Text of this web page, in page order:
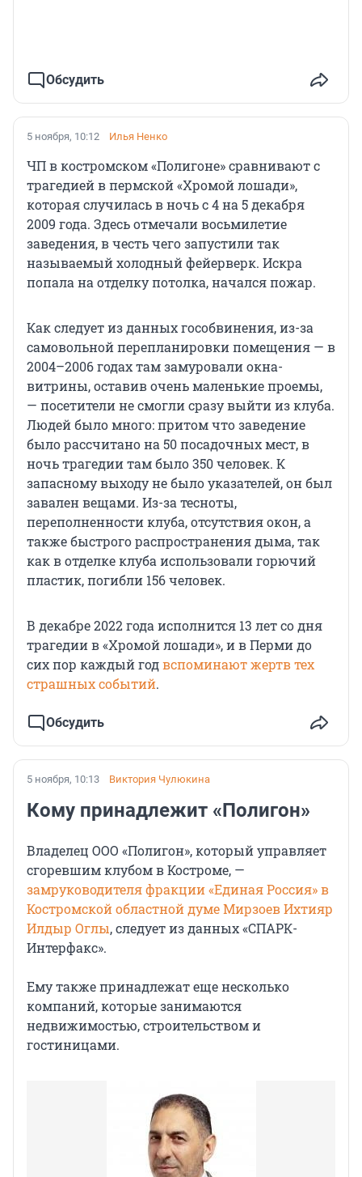
Обсудить
5 ноября, 10:12 Илья Ненко
ЧП в костромском «Полигоне» сравнивают с
трагедией в пермской «Хромой лошади»,
которая случилась в ночь с 4 на 5 декабря
2009 года. Здесь отмечали восьмилетие
заведения, в честь чего запустили так
называемый холодный фейерверк. Искра
попала на отделку потолка, начался пожар.
Как следует из данных гособвинения, из-за
самовольной перепланировки помещения — в
2004–2006 годах там замуровали окна-
витрины, оставив очень маленькие проемы,
— посетители не смогли сразу выйти из клуба.
Людей было много: притом что заведение
было рассчитано на 50 посадочных мест, в
ночь трагедии там было 350 человек. К
запасному выходу не было указателей, он был
завален вещами. Из-за тесноты,
переполненности клуба, отсутствия окон, а
также быстрого распространения дыма, так
как в отделке клуба использовали горючий
пластик, погибли 156 человек.
В декабре 2022 года исполнится 13 лет со дня
трагедии в «Хромой лошади», и в Перми до
сих пор каждый годвспоминают жертв тех
страшных событий.
Обсудить
5 ноября, 10:13 Виктория Чулюкина
Кому принадлежит «Полигон»
Владелец ООО «Полигон», который управляет
сгоревшим клубом в Костроме, —
замруководителя фракции «Единая Россия» в
Костромской областной думе Мирзоев Ихтияр
Илдыр Оглы, следует из данных «СПАРК-
Интерфакс».
Ему также принадлежат еще несколько
компаний, которые занимаются
недвижимостью, строительством и
гостиницами.